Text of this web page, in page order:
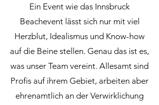
Ein Event wie das Innsbruck
Beachevent lässt sich nur mit viel
Herzblut, Idealismus und Know-how
auf die Beine stellen. Genau das ist es,
was unser Team vereint. Allesamt sind
Profis auf ihrem Gebiet, arbeiten aber
ehrenamtlich an der Verwirklichung